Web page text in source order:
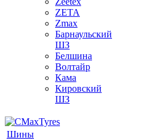
ZETA
Zmax
Барнаульский
ШЗ
Белшина
Волтайр
Кама
Кировский
ШЗ
Шины